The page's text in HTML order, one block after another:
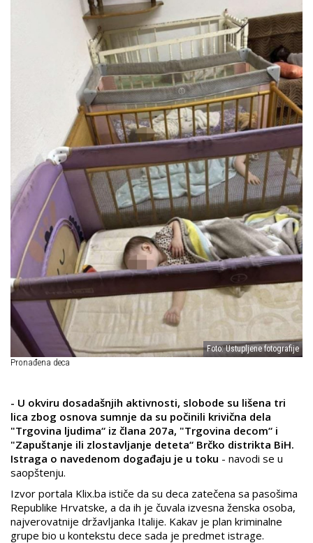
Foto: Ustupljene fotografije
Pronađena deca
- U okviru dosadašnjih aktivnosti, slobode su lišena tri
lica zbog osnova sumnje da su počinili krivična dela
"Trgovina ljudima“ iz člana 207a, "Trgovina decom“ i
"Zapuštanje ili zlostavljanje deteta“ Brčko distrikta BiH.
Istraga o navedenom događaju je u toku - navodi se u
saopštenju.
Izvor portala Klix.ba ističe da su deca zatečena sa pasošima
Republike Hrvatske, a da ih je čuvala izvesna ženska osoba,
najverovatnije državljanka Italije. Kakav je plan kriminalne
grupe bio u kontekstu dece sada je predmet istrage.